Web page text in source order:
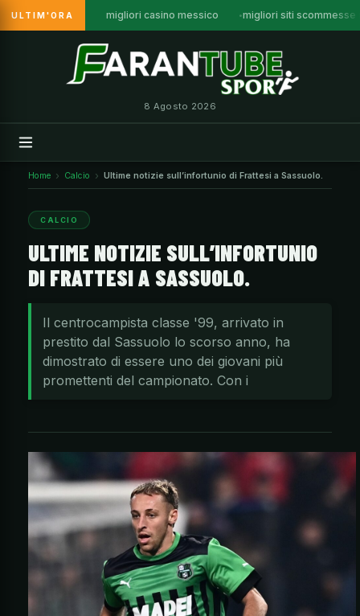
ULTIM'ORA migliori casino messico migliori siti scommesse
8 Agosto 2026
Home Calcio Ultime notizie sull’infortunio di Frattesi a Sassuolo.
CALCIO
ULTIME NOTIZIE SULL’INFORTUNIO
DI FRATTESI A SASSUOLO.
Il centrocampista classe '99, arrivato in
prestito dal Sassuolo lo scorso anno, ha
dimostrato di essere uno dei giovani più
promettenti del campionato. Con i